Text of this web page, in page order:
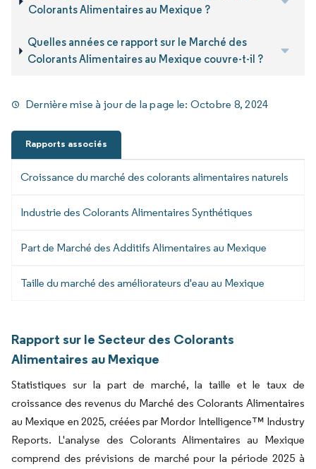
Colorants Alimentaires au Mexique ?
Quelles années ce rapport sur le Marché des
Colorants Alimentaires au Mexique couvre-t-il ?
Dernière mise à jour de la page le: Octobre 8, 2024
Rapports associés
Croissance du marché des colorants alimentaires naturels
Industrie des Colorants Alimentaires Synthétiques
Part de Marché des Additifs Alimentaires au Mexique
Taille du marché des améliorateurs d'eau au Mexique
Rapport sur le Secteur des Colorants
Alimentaires au Mexique
Statistiques sur la part de marché, la taille et le taux de
croissance des revenus du Marché des Colorants Alimentaires
au Mexique en 2025, créées par Mordor Intelligence™ Industry
Reports. L'analyse des Colorants Alimentaires au Mexique
comprend des prévisions de marché pour la période 2025 à